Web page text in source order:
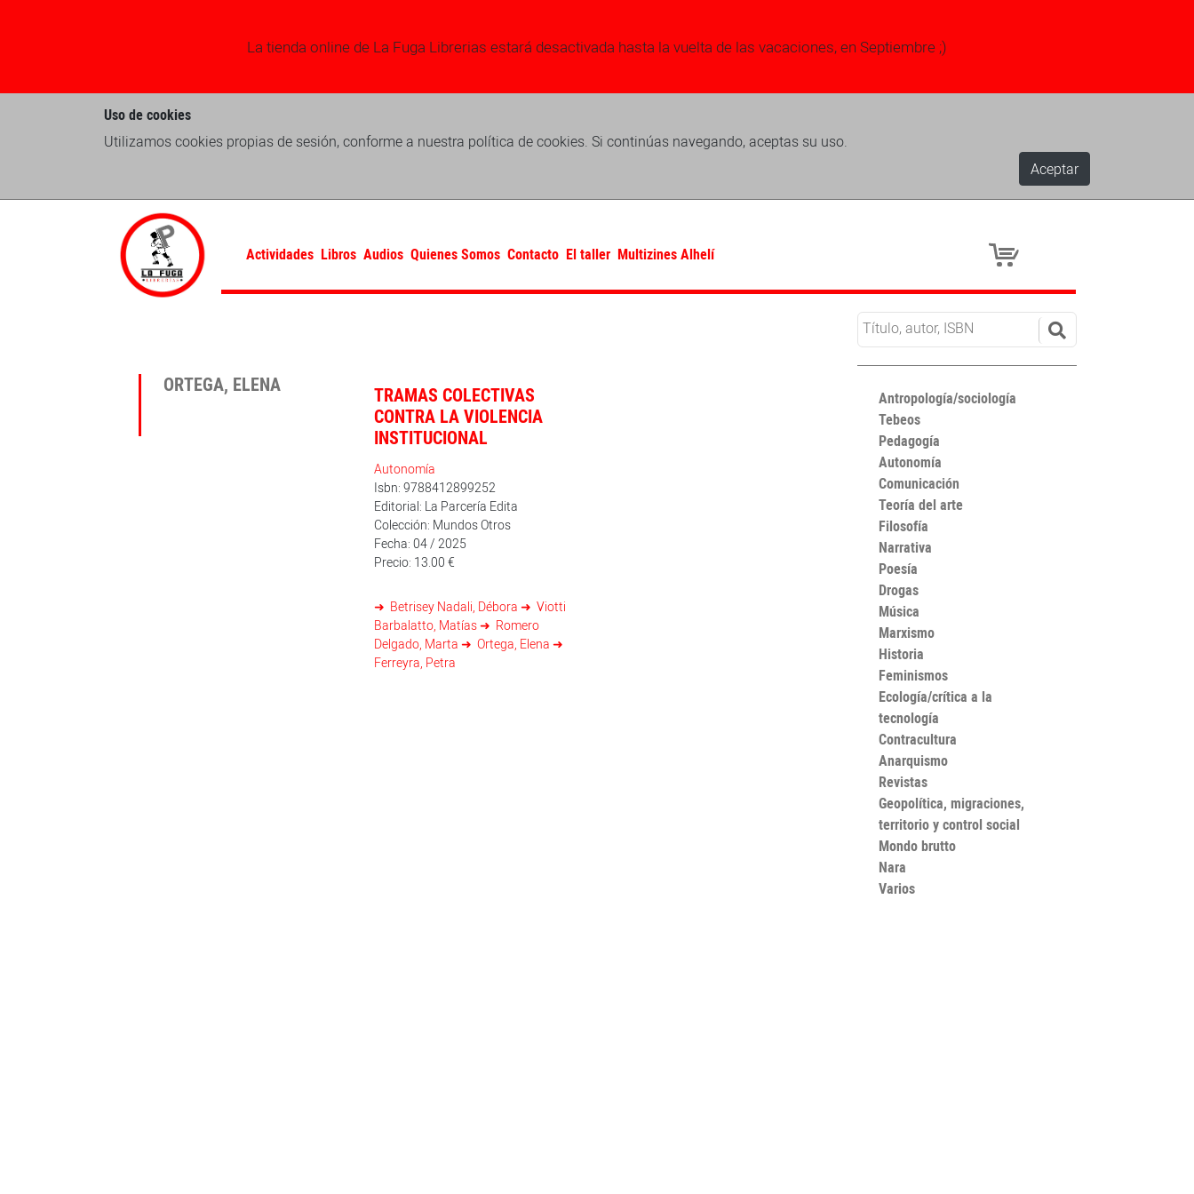
La tienda online de La Fuga Librerias estará desactivada hasta la vuelta de las vacaciones, en Septiembre ;)
Uso de cookies
Utilizamos cookies propias de sesión, conforme a nuestra política de cookies. Si continúas navegando, aceptas su uso.
Aceptar
Actividades Libros Audios Quienes Somos Contacto El taller Multizines Alhelí
ORTEGA, ELENA
TRAMAS COLECTIVAS
CONTRA LA VIOLENCIA
INSTITUCIONAL
Autonomía
Isbn: 9788412899252
Editorial: La Parcería Edita
Colección: Mundos Otros
Fecha: 04 / 2025
Precio: 13.00 €
Betrisey Nadali, Débora
Viotti
Barbalatto, Matías
Romero
Delgado, Marta
Ortega, Elena
Ferreyra, Petra
Antropología/sociología
Tebeos
Pedagogía
Autonomía
Comunicación
Teoría del arte
Filosofía
Narrativa
Poesía
Drogas
Música
Marxismo
Historia
Feminismos
Ecología/crítica a la
tecnología
Contracultura
Anarquismo
Revistas
Geopolítica, migraciones,
territorio y control social
Mondo brutto
Nara
Varios